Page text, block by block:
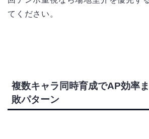
てください。
複数キャラ同時育成でAP効率
敗パターン